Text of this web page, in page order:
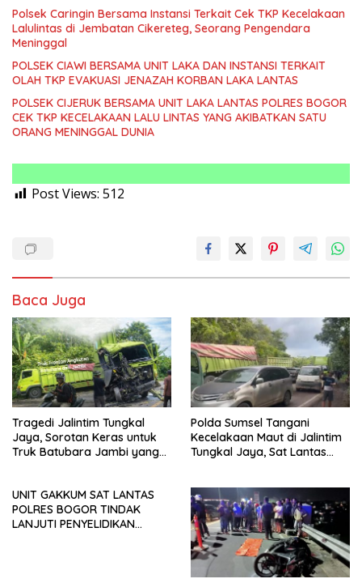
Polsek Caringin Bersama Instansi Terkait Cek TKP Kecelakaan
Lalulintas di Jembatan Cikereteg, Seorang Pengendara
Meninggal
POLSEK CIAWI BERSAMA UNIT LAKA DAN INSTANSI TERKAIT
OLAH TKP EVAKUASI JENAZAH KORBAN LAKA LANTAS
POLSEK CIJERUK BERSAMA UNIT LAKA LANTAS POLRES BOGOR
CEK TKP KECELAKAAN LALU LINTAS YANG AKIBATKAN SATU
ORANG MENINGGAL DUNIA
Post Views: 512
Baca Juga
Tragedi Jalintim Tungkal
Jaya, Sorotan Keras untuk
Truk Batubara Jambi yang
Polda Sumsel Tangani
Kecelakaan Maut di Jalintim
Tungkal Jaya, Sat Lantas
UNIT GAKKUM SAT LANTAS
POLRES BOGOR TINDAK
LANJUTI PENYELIDIKAN